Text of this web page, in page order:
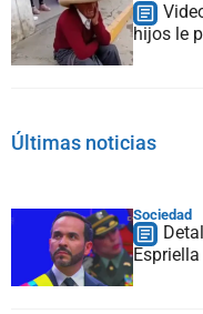
hijos le
Últimas noticias
Sociedad